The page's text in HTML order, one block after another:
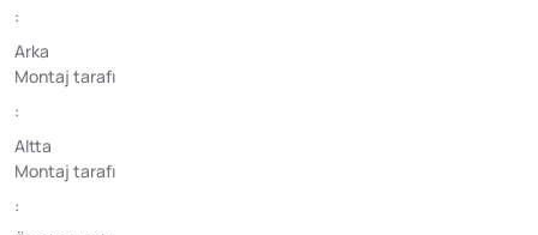
:
Arka
Montaj tarafı
:
Altta
Montaj tarafı
: